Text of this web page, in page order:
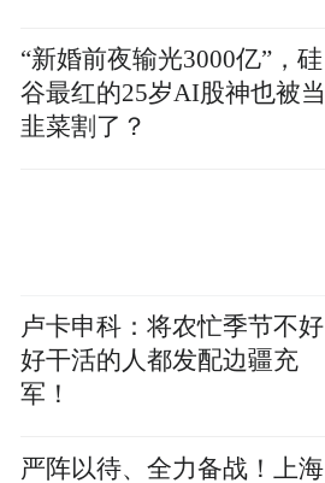
“新婚前夜输光3000亿”，硅
谷最红的25岁AI股神也被当
韭菜割了？
卢卡申科：将农忙季节不好
好干活的人都发配边疆充
军！
严阵以待、全力备战！上海